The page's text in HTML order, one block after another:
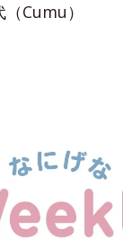
Cumu）